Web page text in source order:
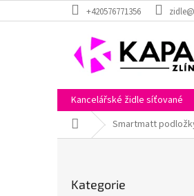
na
+420576771356
Kancelářské židle síťované
Domů Smartmatt
kategorie
Kategorie